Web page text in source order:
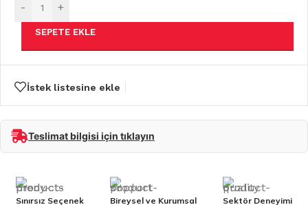
- +
SEPETE EKLE
İstek listesine ekle
Teslimat bilgisi için tıklayın
Sınırsız Seçenek Bireysel ve Kurumsal Sektör Deneyimi